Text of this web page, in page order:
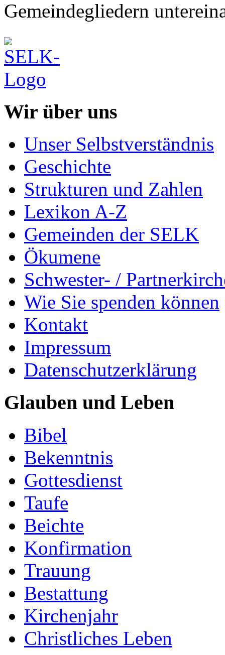
Gemeindegliedern
Wir über uns
Unser Selbstverständnis
Geschichte
Strukturen und Zahlen
Lexikon A-Z
Gemeinden der SELK
Ökumene
Schwester- /
Wie Sie spenden können
Kontakt
Impressum
Datenschutzerklärung
Glauben und Leben
Bibel
Bekenntnis
Gottesdienst
Taufe
Beichte
Konfirmation
Trauung
Bestattung
Kirchenjahr
Christliches Leben